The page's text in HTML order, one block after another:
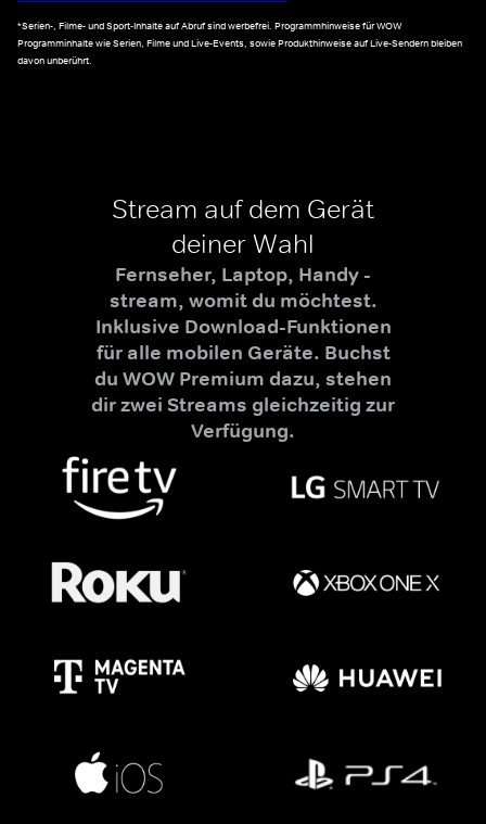
*Serien-, Filme- und Sport-Inhalte auf Abruf sind werbefrei. Programmhinweise für WOW
Programminhalte wie Serien, Filme und Live-Events, sowie Produkthinweise auf Live-Sendern bleiben
davon unberührt.
Stream auf dem Gerät
deiner Wahl
Fernseher, Laptop, Handy -
stream, womit du möchtest.
Inklusive Download-Funktionen
für alle mobilen Geräte. Buchst
du WOW Premium dazu, stehen
dir zwei Streams gleichzeitig zur
Verfügung.